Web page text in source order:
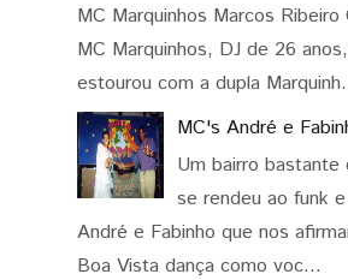
MC Marquinhos Marcos Ribeiro
MC Marquinhos, DJ de 26
estourou com a dupla
MC's André e
Um bairro bastante
se rendeu ao funk
André e Fabinho que nos
Boa Vista dança como voc...